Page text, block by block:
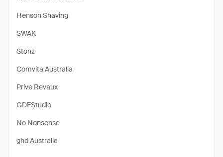
Henson Shaving
SWAK
Stonz
Comvita Australia
Prive Revaux
GDFStudio
No Nonsense
ghd Australia